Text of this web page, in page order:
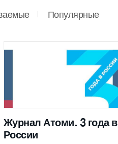
Популярные
Журнал Атоми. 3 года в
России